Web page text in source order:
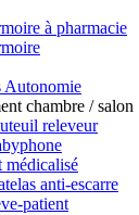
à pharmacie
Autonomie
chambre / salon
releveur
médicalisé
anti-escarre
patient